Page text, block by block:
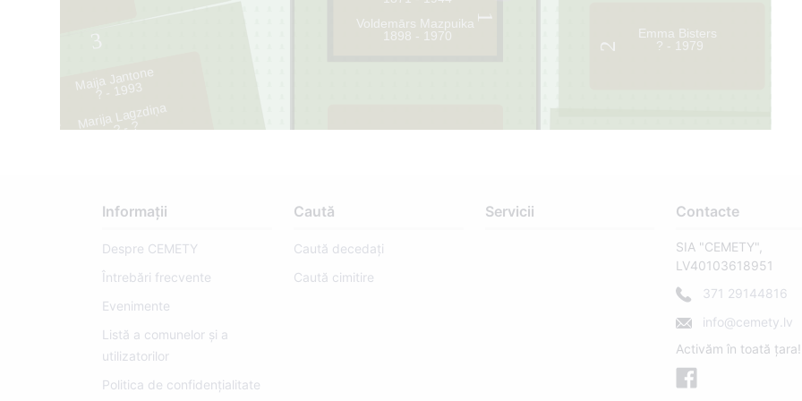
3 2
1
Maija Jantone
? - 1993
Marija Lagzdiņa
? - ?
Emma Bisters
? - 1979
Voldemārs Mazpuika
1898 - 1970
Informații
Despre CEMETY
Întrebări frecvente
Evenimente
Listă a comunelor și a
utilizatorilor
Politica de confidențialitate
Caută
Caută decedați
Caută cimitire
Servicii Contacte
SIA "CEMETY",
LV40103618951
371 29144816
info@cemety.lv
Activăm în toată țara!